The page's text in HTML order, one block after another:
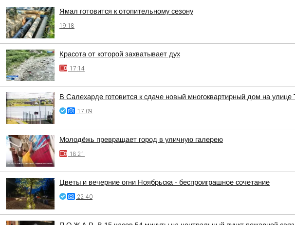
Ямал готовится к отопительному сезону
19:18
Красота от которой захватывает дух
17:14
В Салехарде готовится к сдаче новый многоквартирный дом на улице
17:09
Молодёжь превращает город в уличную галерею
18:21
Цветы и вечерние огни Ноябрьска - беспроиграшное сочетание
22:40